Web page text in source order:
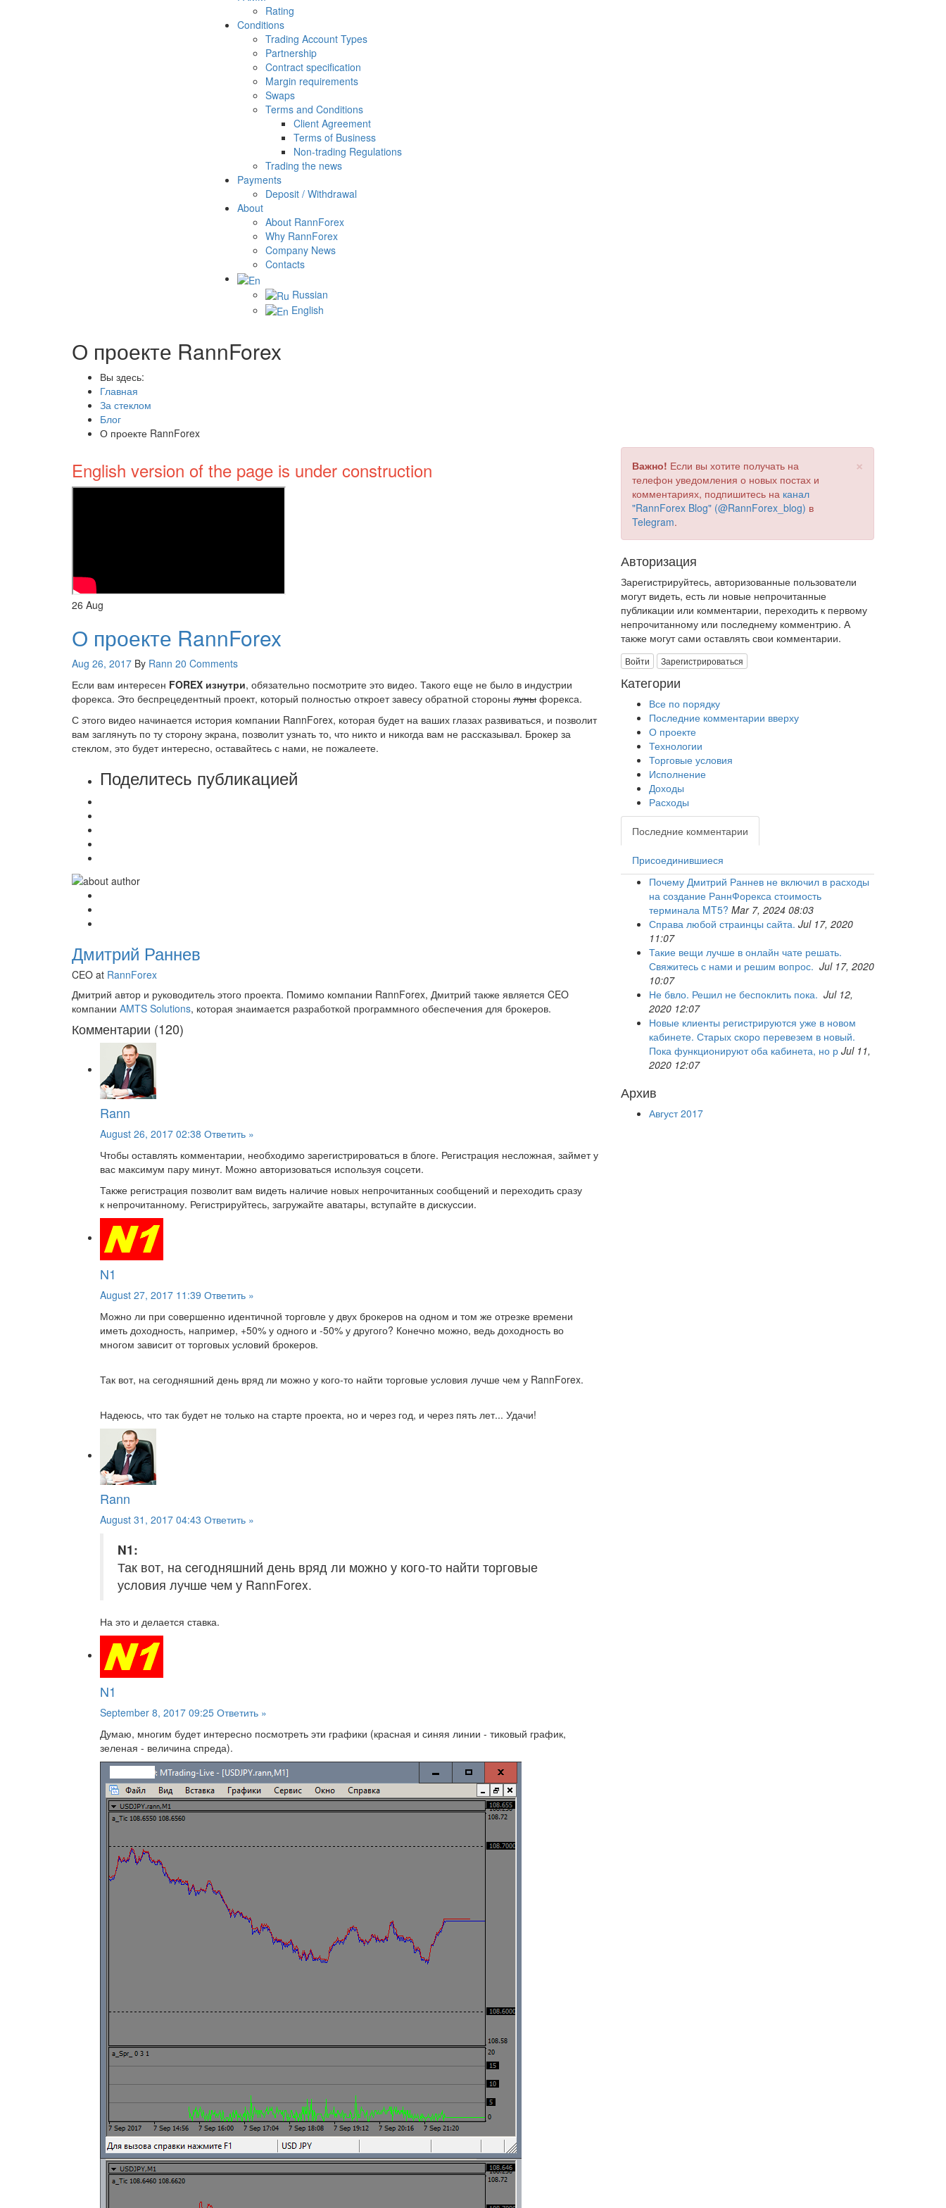
Rating
Conditions
Trading Account Types
Partnership
Contract specification
Margin requirements
Swaps
Terms and Conditions
Client Agreement
Terms of Business
Non-trading Regulations
Trading the news
Payments
Deposit / Withdrawal
About
About RannForex
Why RannForex
Company News
Contacts
Russian
English
О проекте RannForex
Вы здесь:
Главная
За стеклом
Блог
О проекте RannForex
English version of the page is under construction
26 Aug
О проекте RannForex
Aug 26, 2017 By Rann 20 Comments
Если вам интересен FOREX изнутри, обязательно посмотрите это видео. Такого еще не было в индустрии
форекса. Это беспрецедентный проект, который полностью откроет завесу обратной стороны луны форекса.
С этого видео начинается история компании RannForex, которая будет на ваших глазах развиваться, и позволит
вам заглянуть по ту сторону экрана, позволит узнать то, что никто и никогда вам не рассказывал. Брокер за
стеклом, это будет интересно, оставайтесь с нами, не пожалеете.
Поделитесь публикацией
Дмитрий Раннев
CEO at RannForex
Дмитрий автор и руководитель этого проекта. Помимо компании RannForex, Дмитрий также является CEO
компании AMTS Solutions, которая знаимается разработкой программного обеспечения для брокеров.
Комментарии (120)
Rann
August 26, 2017 02:38 Ответить »
Чтобы оставлять комментарии, необходимо зарегистрироваться в блоге. Регистрация несложная, займет у
вас максимум пару минут. Можно авторизоваться используя соцсети.
Также регистрация позволит вам видеть наличие новых непрочитанных сообщений и переходить сразу
к непрочитанному. Регистрируйтесь, загружайте аватары, вступайте в дискуссии.
N1
August 27, 2017 11:39 Ответить »
Можно ли при совершенно идентичной торговле у двух брокеров на одном и том же отрезке времени
иметь доходность, например, +50% у одного и -50% у другого? Конечно можно, ведь доходность во
многом зависит от торговых условий брокеров.
Так вот, на сегодняшний день вряд ли можно у кого-то найти торговые условия лучше чем у RannForex.
Надеюсь, что так будет не только на старте проекта, но и через год, и через пять лет... Удачи!
Rann
August 31, 2017 04:43 Ответить »
N1:
Так вот, на сегодняшний день вряд ли можно у кого-то найти торговые
условия лучше чем у RannForex.
На это и делается ставка.
N1
September 8, 2017 09:25 Ответить »
Думаю, многим будет интересно посмотреть эти графики (красная и синяя линии - тиковый график,
зеленая - величина спреда).
×
Важно! Если вы хотите получать на
телефон уведомления о новых постах и
комментариях, подпишитесь на канал
"RannForex Blog" (@RannForex_blog) в
Telegram.
Авторизация
Зарегистрируйтесь, авторизованные пользователи
могут видеть, есть ли новые непрочитанные
публикации или комментарии, переходить к первому
непрочитанному или последнему комментрию. А
также могут сами оставлять свои комментарии.
Войти Зарегистрироваться
Категории
Все по порядку
Последние комментарии вверху
О проекте
Технологии
Торговые условия
Исполнение
Доходы
Расходы
Последние комментарии
Присоединившиеся
Почему Дмитрий Раннев не включил в расходы
на создание РаннФорекса стоимость
терминала MT5? Mar 7, 2024 08:03
Справа любой страинцы сайта. Jul 17, 2020
11:07
Такие вещи лучше в онлайн чате решать.
Свяжитесь с нами и решим вопрос. Jul 17, 2020
10:07
Не бвло. Решил не беспоклить пока. Jul 12,
2020 12:07
Новые клиенты регистрируются уже в новом
кабинете. Старых скоро перевезем в новый.
Пока функционируют оба кабинета, но р Jul 11,
2020 12:07
Архив
Август 2017